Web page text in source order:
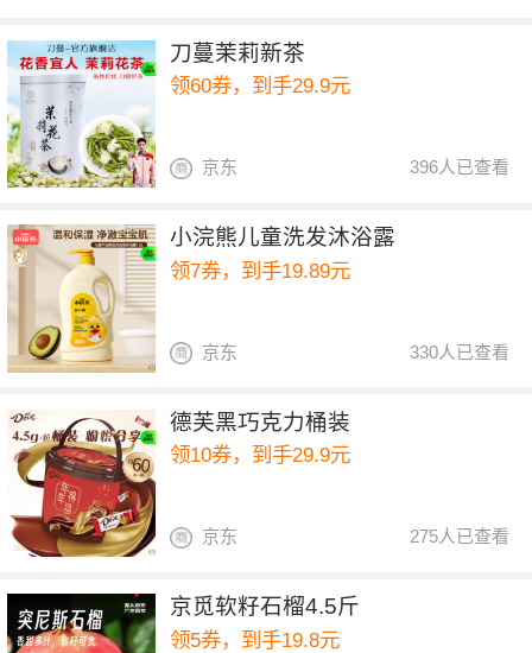
刀蔓茉莉新茶
领60券，到手29.9元
396人已查看
京东
小浣熊儿童洗发沐浴露
领7券，到手19.89元
330人已查看
京东
德芙黑巧克力桶装
领10券，到手29.9元
275人已查看
京东
京觅软籽石榴4.5斤
领5券，到手19.8元